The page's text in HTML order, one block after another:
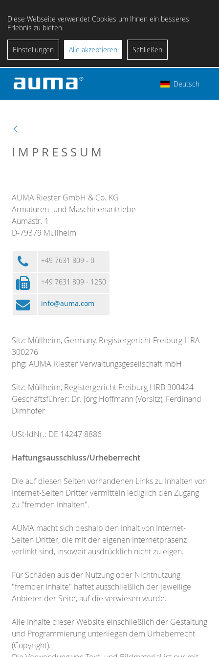
Deutsch
IMPRESSUM
AUMA Riester GmbH & Co. KG
Armaturen- und Maschinenantriebe
Aumastr. 1
D-79379 Müllheim
+49 7631 809 - 0
+49 7631 809 - 1250
info@auma.com
Sitz: Müllheim, Germany, Registergericht Freiburg HRA
300276
phg: AUMA Riester Verwaltungsgesellschaft mbH
Sitz: Müllheim, Registergericht Freiburg HRB 300424
Geschäftsführer: Dr. Jörg Hoffmann (Vorsitz), Ferdinand
Dirnhofer
USt-ldNr.: DE 14247 8886
Haftungsausschluss/Urheberrecht
Die auf diesen Seiten vorhandenen Links zu Inhalten von
Internet-Seiten Dritter vermitteln lediglich den Zugang
zu "fremden Inhalten".
AUMA macht sich deshalb den Inhalt von Internet-
Seiten Dritter, die mit der eigenen Internetpräsenz
verlinkt sind, insoweit ausdrücklich nicht zu eigen.
Für Schäden aus der Nutzung oder Nichtnutzung
"fremder Inhalte" haftet ausschließlich der jeweilige
Anbieter der Seite, auf die verwiesen wurde.
Alle Inhalte dieser Website einschließlich der Gestaltung
und Programmierung unterliegen dem Urheberrecht
(Copyright).
Diese Webseite verwendet Cookies um Ihnen ein besseres
Erlebnis zu bieten.
Einstellungen Alle akzeptieren Schließen